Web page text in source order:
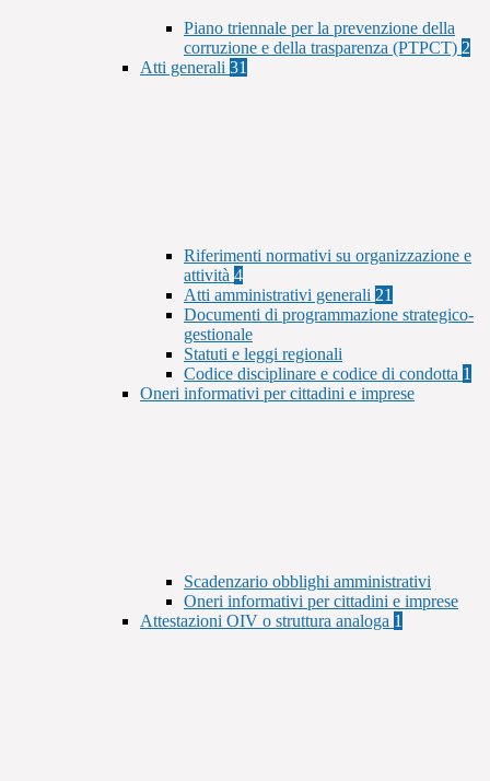
Piano triennale per la prevenzione della
corruzione e della trasparenza (PTPCT) 2
Atti generali 31
Riferimenti normativi su organizzazione e
attività 4
Atti amministrativi generali 21
Documenti di programmazione strategico-
gestionale
Statuti e leggi regionali
Codice disciplinare e codice di condotta 1
Oneri informativi per cittadini e imprese
Scadenzario obblighi amministrativi
Oneri informativi per cittadini e imprese
Attestazioni OIV o struttura analoga 1